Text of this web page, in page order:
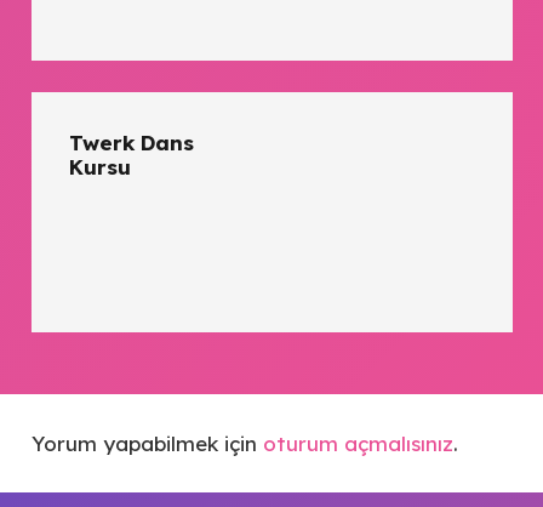
Twerk Dans
Kursu
Yorum yapabilmek için oturum açmalısınız.